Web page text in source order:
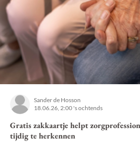
Sander de Hosson
18.06.26, 2:00 's ochtends
Gratis zakkaartje helpt
tijdig te herkennen